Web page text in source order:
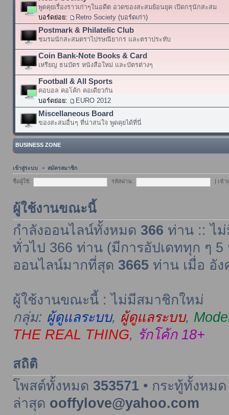
พูดคุยเรื่องราวเก่าๆในอดีต อวดของสะสมย้อนยุค เปิดกรุนักสะสม
บอร์ดย่อย:
Retro Society (บอร์ดเก่า)
Postmark & Philatelic Club
ชมรมนักสะสมตราไปรษณียากร และตราประทับ
Coin Bank-Note Books & Card
เหรียญ ธนบัตร หนังสือใหม่ และบัตรต่างๆ
Football & All Sports
คอบอล คอโค้ก คอเดียวกัน
บอร์ดย่อย:
EURO 2012
Miscellaneous Board
ของสะสมอื่นๆ ที่น่าสนใจ พูดคุยได้ที่นี่
BUSINESS ZONE
เข้าสู่ระบบ • สมัครสมาชิก
ชื่อผู้ใช้: รหัสผ่าน: เข้
ผู้ใช้งานขณะนี้
กำลังออนไลน์ทั้งหมด 366 ท่าน :: ไ
ทั่วไป 366 ท่าน (มีการอัปเดททุก ๆ 5
ออนไลน์มากที่สุด 3665ท่าน เมื่อ อัง
ผู้ใช้งานขณะนี้ : ไม่มีสมาชิกใหม่
กลุ่ม: ผู้ดูแลระบบ, ผู้ดูแลระบบ,
THE REAL THING, รักโค้ก 18+
สถิติ
โพสต์ทั้งหมด 353571• กระทู้ทั้งหม
ล่าสุด ooffylove@yahoo.com